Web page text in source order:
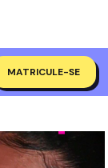
MATRICULE-SE
pra